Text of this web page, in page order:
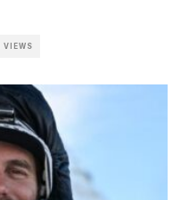
VIEWS